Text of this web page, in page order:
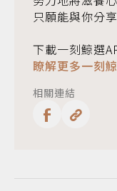
只願能與你分
下載一刻鯨選
瞭解更多一刻
相關連結